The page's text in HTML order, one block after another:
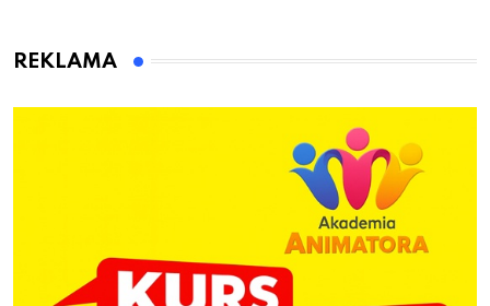
dzieci
REKLAMA